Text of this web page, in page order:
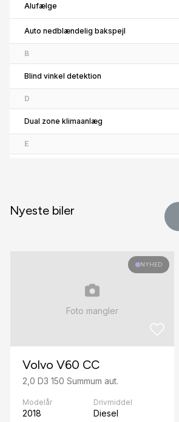
Alufælge
Auto nedblændelig bakspejl
B
Blind vinkel detektion
D
Dual zone klimaanlæg
E
F
K
Kørecomputer
Parkeringssensor bagved
Nyeste biler
NYHED
Foto mangler
Volvo V60 CC
2,0 D3 150 Summum aut.
Modelår
2018
Drivmiddel
Diesel